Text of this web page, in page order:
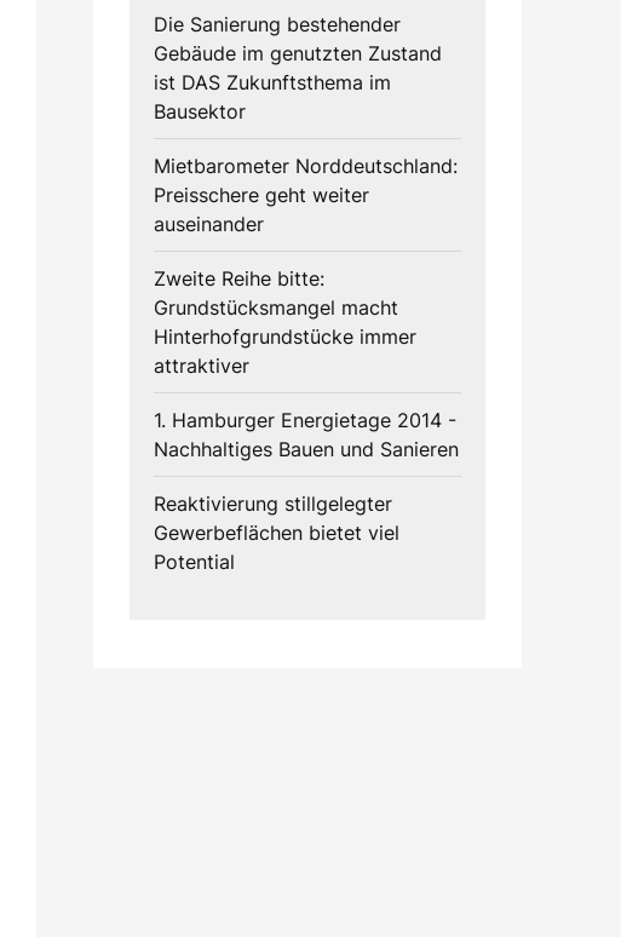
Die Sanierung bestehender
Gebäude im genutzten Zustand
ist DAS Zukunftsthema im
Bausektor
Mietbarometer Norddeutschland:
Preisschere geht weiter
auseinander
Zweite Reihe bitte:
Grundstücksmangel macht
Hinterhofgrundstücke immer
attraktiver
1. Hamburger Energietage 2014 -
Nachhaltiges Bauen und Sanieren
Reaktivierung stillgelegter
Gewerbeflächen bietet viel
Potential